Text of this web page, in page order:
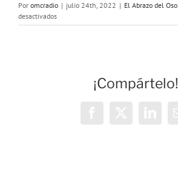
Por omcradio | julio 24th, 2022 | El Abrazo del Oso
desactivadosen
El
¡Compártelo!